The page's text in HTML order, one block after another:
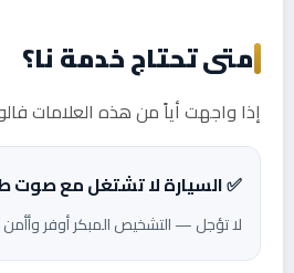
متى تحتاج خدمة نا؟
إذا واجهت أياً من هذه العلامات
✅ السيارة لا تشتغل مع
لا تؤجل — التشخيص المبكر أوفر وأأمن